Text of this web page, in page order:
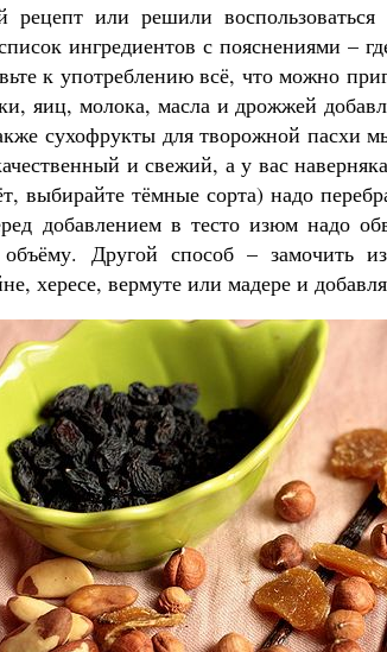
или решили
ингредиентов с пояснениями –
к употреблению всё, что можно
яиц, молока, масла и дрожжей
сухофрукты для творожной пасхи
и свежий, а у вас
выбирайте тёмные сорта) надо
добавлением в тесто изюм надо
объёму. Другой способ –
хересе, вермуте или мадере и